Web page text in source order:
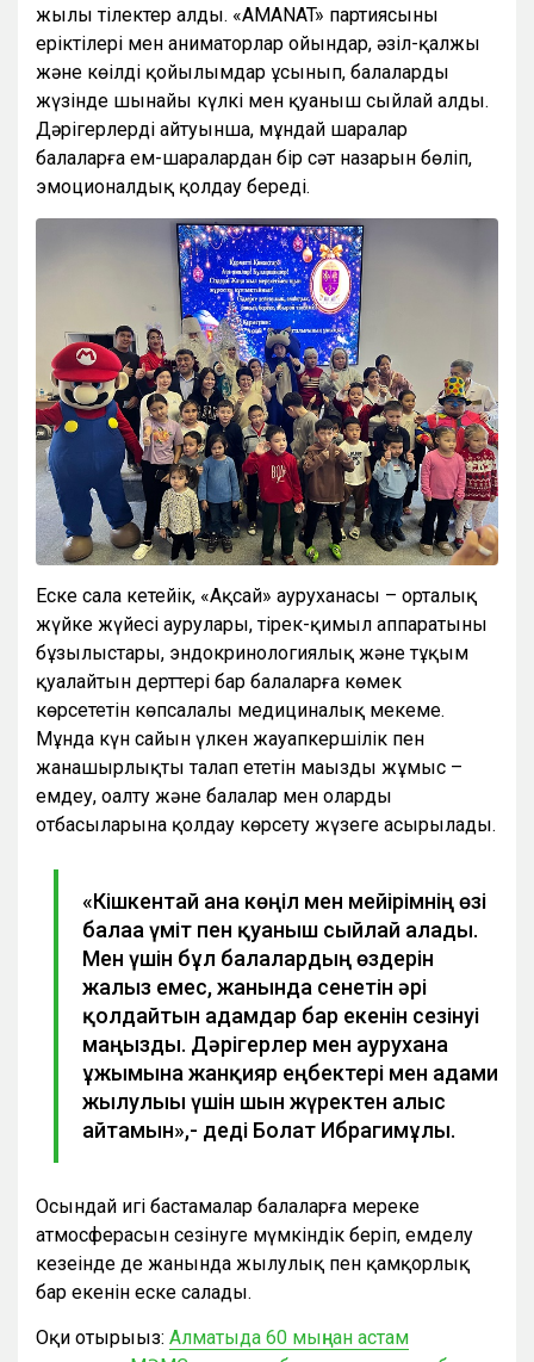
жылы тілектер алды. «AMANAT» партиясының
еріктілері мен аниматорлар ойындар, әзіл-қалжың
және көңілді қойылымдар ұсынып, балалардың
жүзінде шынайы күлкі мен қуаныш сыйлай алды.
Дәрігерлердің айтуынша, мұндай шаралар
балаларға ем-шаралардан бір сәт назарын бөліп,
эмоционалдық қолдау береді.
Еске сала кетейік, «Ақсай» ауруханасы – орталық
жүйке жүйесі аурулары, тірек-қимыл аппаратының
бұзылыстары, эндокринологиялық және тұқым
қуалайтын дерттері бар балаларға көмек
көрсететін көпсалалы медициналық мекеме.
Мұнда күн сайын үлкен жауапкершілік пен
жанашырлықты талап ететін маңызды жұмыс –
емдеу, оңалту және балалар мен олардың
отбасыларына қолдау көрсету жүзеге асырылады.
«Кішкентай ғана көңіл мен мейірімнің өзі
балаға үміт пен қуаныш сыйлай алады.
Мен үшін бұл балалардың өздерін
жалғыз емес, жанында сенетін әрі
қолдайтын адамдар бар екенін сезінуі
маңызды. Дәрігерлер мен аурухана
ұжымына жанқияр еңбектері мен адами
жылулығы үшін шын жүректен алғыс
айтамын»,- деді Болат Ибрагимұлы.
Осындай игі бастамалар балаларға мереке
атмосферасын сезінуге мүмкіндік беріп, емделу
кезеңінде де жанында жылулық пен қамқорлық
бар екенін еске салады.
Оқи отырыңыз: Алматыда 60 мыңнан астам